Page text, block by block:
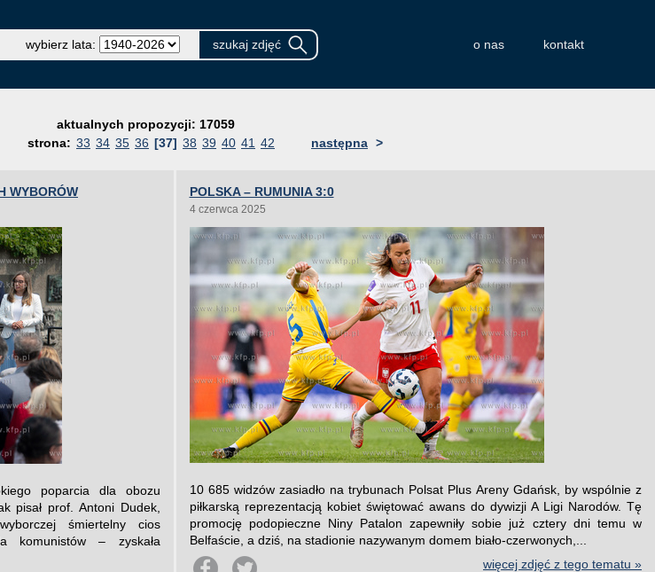
wybierz lata: o nas kontakt
aktualnych propozycji: 17059
strona: 33 34 35 36 [37] 38 39 40 41 42 następna >
WYBORÓW
poparcia dla obozu
pisał prof. Antoni Dudek,
śmiertelny cios
komunistów – zyskała
POLSKA – RUMUNIA 3:0
4 czerwca 2025
10 685 widzów zasiadło na trybunach Polsat Plus Areny Gdańsk, by wspólnie z
piłkarską reprezentacją kobiet świętować awans do dywizji A Ligi Narodów. Tę
promocję podopieczne Niny Patalon zapewniły sobie już cztery dni temu w
Belfaście, a dziś, na stadionie nazywanym domem biało-czerwonych,...
więcej zdjęć z tego tematu »